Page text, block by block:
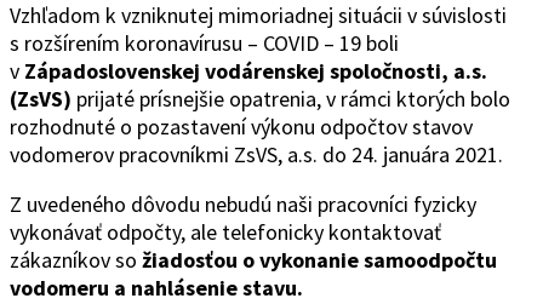
Vzhľadom k vzniknutej mimoriadnej situácii v súvislosti
s rozšírením koronavírusu – COVID – 19 boli
v Západoslovenskej vodárenskej spoločnosti, a.s.
(ZsVS) prijaté prísnejšie opatrenia, v rámci ktorých bolo
rozhodnuté o pozastavení výkonu odpočtov stavov
vodomerov pracovníkmi ZsVS, a.s. do 24. januára 2021.
Z uvedeného dôvodu nebudú naši pracovníci fyzicky
vykonávať odpočty, ale telefonicky kontaktovať
zákazníkov so žiadosťou o vykonanie samoodpočtu
vodomeru a nahlásenie stavu.